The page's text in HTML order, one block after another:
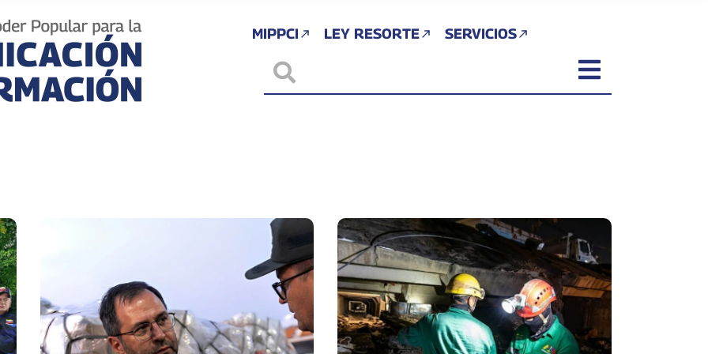
MIPPCI LEY RESORTE SERVICIOS